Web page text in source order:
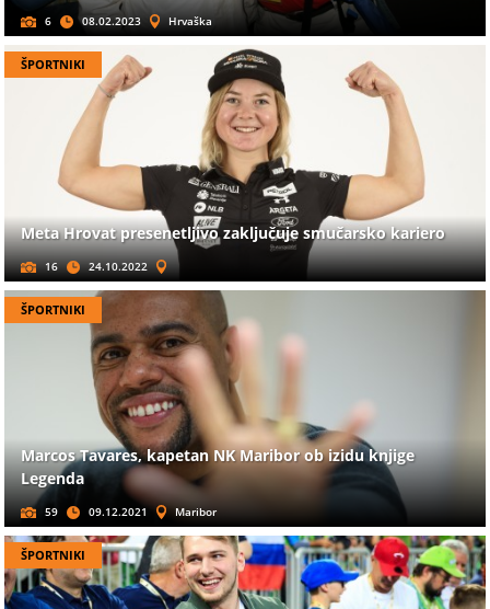
6 08.02.2023 Hrvaška
ŠPORTNIKI
Meta Hrovat presenetljivo zaključuje smučarsko kariero
16 24.10.2022
ŠPORTNIKI
Marcos Tavares, kapetan NK Maribor ob izidu knjige
Legenda
59 09.12.2021 Maribor
ŠPORTNIKI